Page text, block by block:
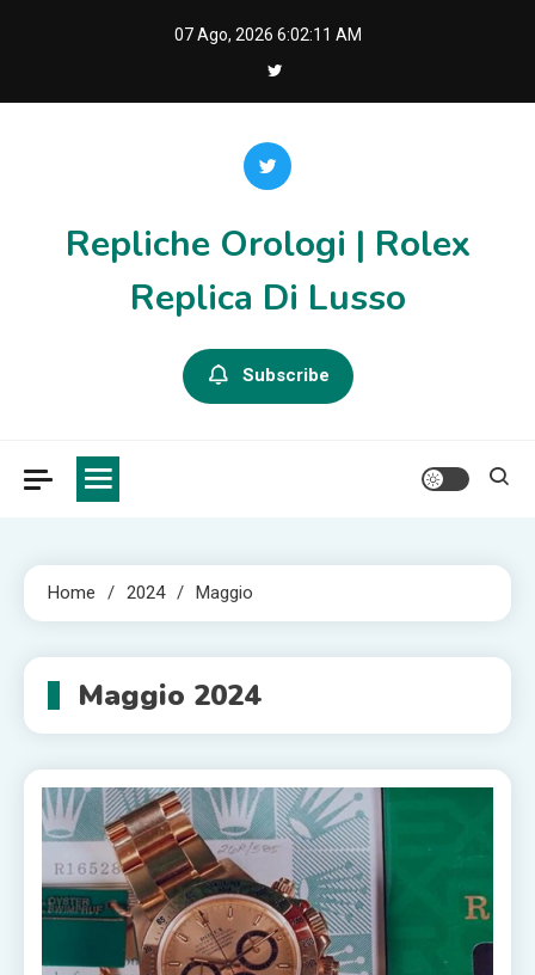
07 Ago, 2026 6:02:12 AM
Repliche Orologi | Rolex
Replica Di Lusso
Subscribe
Home 2024 Maggio
Maggio 2024